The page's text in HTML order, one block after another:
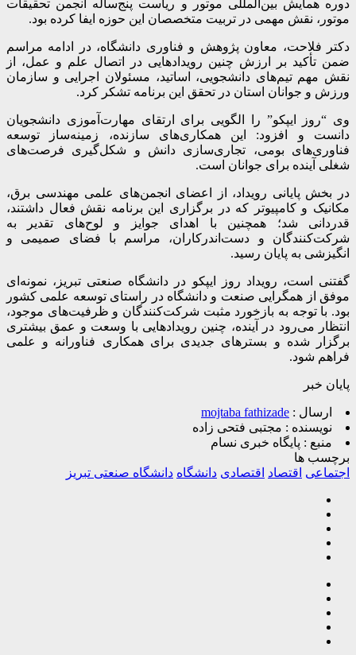
دوره همایش بین‌المللی موتور و ریاست پنج‌ساله انجمن تحقیقات
موتور، نقش مهمی در تربیت متخصصان این حوزه ایفا کرده بود.
دکتر فلاحت، معاون پژوهش و فناوری دانشگاه، در ادامه مراسم
ضمن تأکید بر ارزش چنین رویدادهایی در اتصال علم و عمل، از
نقش مهم تیم‌های دانشجویی، اساتید، مسئولان اجرایی و سازمان
ورزش و جوانان استان در تحقق این برنامه تشکر کرد.
وی “روز ایپکو” را الگویی برای ارتقای مهارت‌آموزی دانشجویان
دانست و افزود: این همکاری‌های سازنده، زمینه‌ساز توسعه
فناوری‌های بومی، تجاری‌سازی دانش و شکل‌گیری فرصت‌های
شغلی آینده برای جوانان است.
در بخش پایانی رویداد، از اعضای انجمن‌های علمی مهندسی برق،
مکانیک و کامپیوتر که در برگزاری این برنامه نقش فعال داشتند،
قدردانی شد؛ همچنین با اهدای جوایز و لوح‌های تقدیر به
شرکت‌کنندگان و دست‌اندرکاران، مراسم با فضای صمیمی و
انگیزشی به پایان رسید.
گفتنی است، رویداد روز ایپکو در دانشگاه صنعتی تبریز، نمونه‌ای
موفق از همگرایی صنعت و دانشگاه در راستای توسعه علمی کشور
بود. با توجه به بازخورد مثبت شرکت‌کنندگان و ظرفیت‌های موجود،
انتظار می‌رود در آینده، چنین رویدادهایی با وسعت و عمق بیشتری
برگزار شده و بسترهای جدیدی برای همکاری فناورانه و علمی
فراهم شود.
پایان خبر
ارسال : mojtaba fathizade
نویسنده : مجتبی فتحی زاده
منبع : پایگاه خبری نسام
برچسب ها
اجتماعی اقتصاد اقتصادی دانشگاه دانشگاه صنعتی تبریز